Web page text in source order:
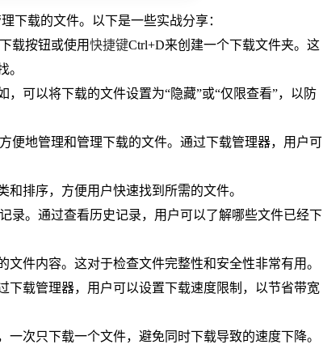
下载的文件。以下是一些实战分享：
载按钮或使用快捷键Ctrl+D来创建一个下载文件夹。这
。
可以将下载的文件设置为“隐藏”或“仅限查看”，以防
便地管理和管理下载的文件。通过下载管理器，用户可
排序，方便用户快速找到所需的文件。
录。通过查看历史记录，用户可以了解哪些文件已经下
件内容。这对于检查文件完整性和安全性非常有用。
下载管理器，用户可以设置下载速度限制，以节省带宽
次只下载一个文件，避免同时下载导致的速度下降。